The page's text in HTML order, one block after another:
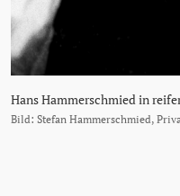
Hans Hammerschmied in
Bild: Stefan Hammerschmied,